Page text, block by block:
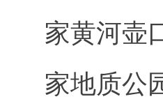
家黄河壶
家地质公